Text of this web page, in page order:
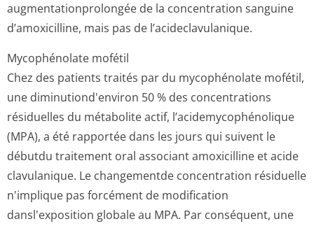
augmentationpro­longée de la concentration sanguine
d’amoxicilline, mais pas de l’acideclavula­nique.
Mycophénolate mofétil
Chez des patients traités par du mycophénolate mofétil,
une diminutiond'environ 50 % des concentrations
résiduelles du métabolite actif, l’acidemycophé­nolique
(MPA), a été rapportée dans les jours qui suivent le
débutdu traitement oral associant amoxicilline et acide
clavulanique. Le changementde concentration résiduelle
n'implique pas forcément de modification
dansl'exposition globale au MPA. Par conséquent, une